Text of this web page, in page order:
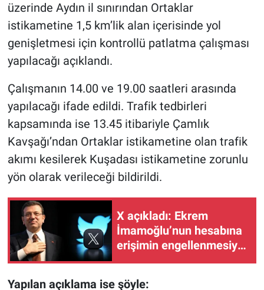
üzerinde Aydın il sınırından Ortaklar
istikametine 1,5 km’lik alan içerisinde yol
genişletmesi için kontrollü patlatma çalışması
yapılacağı açıklandı.
Çalışmanın 14.00 ve 19.00 saatleri arasında
yapılacağı ifade edildi. Trafik tedbirleri
kapsamında ise 13.45 itibariyle Çamlık
Kavşağı’ndan Ortaklar istikametine olan trafik
akımı kesilerek Kuşadası istikametine zorunlu
yön olarak verileceği bildirildi.
X açıkladı: Ekrem
İmamoğlu’nun hesabına
erişimin engellenmesiyle
Yapılan açıklama ise şöyle: